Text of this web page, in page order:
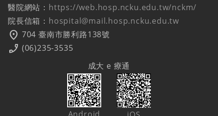
醫院網站： https://web.hosp.ncku.edu.tw/nckm/
院長信箱： hospital@mail.hosp.ncku.edu.tw
location_on 704 臺南市勝利路138號
phone_enabled (06)235-3535
成大 e 療通